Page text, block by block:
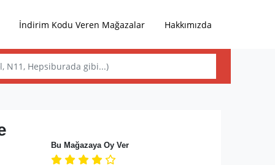
İndirim Kodu Veren Mağazalar Hakkımızda
Bu Mağazaya Oy Ver